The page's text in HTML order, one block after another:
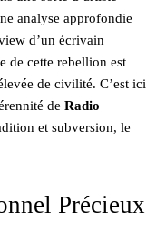
analyse approfondie
d’un écrivain
de cette rebellion est
de civilité. C’est ici
de Radio
et subversion, le
Précieux